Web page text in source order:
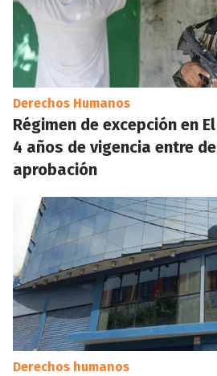
Derechos Humanos
Régimen de excepción en
4 años de vigencia entre
aprobación
Derechos humanos